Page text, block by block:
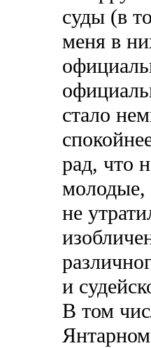
суды (в
меня в
стало
рад, что
молодые,
не
и
В том